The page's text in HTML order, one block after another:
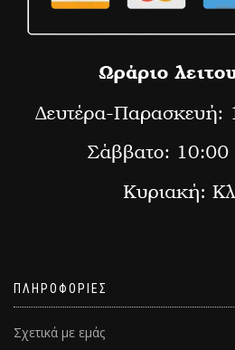
ΠΛΗΡΟΦΟΡΙΕΣ
Σχετικά με εμάς